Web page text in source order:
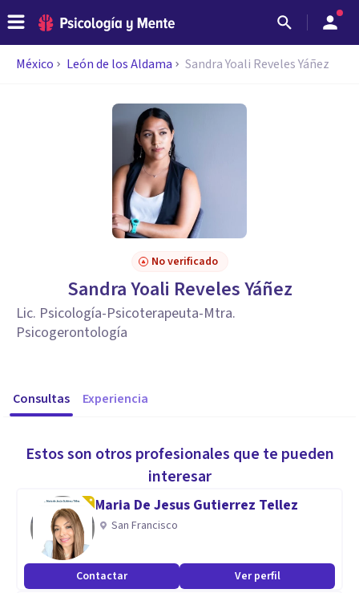
México León de los Aldama Sandra Yoali Reveles Yáñez
No verificado
Sandra Yoali Reveles Yáñez
Lic. Psicología-Psicoterapeuta-Mtra.
Psicogerontología
Consultas Experiencia
Estos son otros profesionales que te pueden
interesar
Maria De Jesus Gutierrez Tellez
San Francisco
Contactar Ver perfil